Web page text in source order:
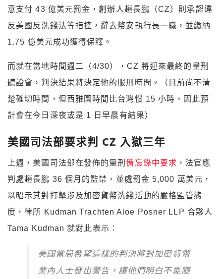
意支付 43 億美元罰金，創辦人趙長鵬（CZ）則承認違
反美國反洗錢法等指控，辭去幣安執行長一職，並繳納
1.75 億美元成功獲得保釋。
而就在當地時間週二（4/30），CZ 將迎來最終的量刑
聽證會，判決結果將決定他的服刑時間。（目前尚不清
楚確切時間，但西雅圖時間比台灣慢 15 小時，因此預
計會在今日深夜或是 1 日早晨有結果）
美國司法部要求判 CZ 入獄三年
上週，美國司法部在發佈的量刑備忘錄中要求 ，法官應
判處趙長鵬 36 個月的監禁，並處罰金 5,000 萬美元，
以昭示其對打擊涉及加密貨幣洗錢活動的嚴格監管態
度，律所 Kudman Trachten Aloe Posner LLP 合夥人
Tama Kudman 就對此表示：
美國當局希望這樣的判決將對加密貨幣
業內人士發出警告，讓他們明白不能隨